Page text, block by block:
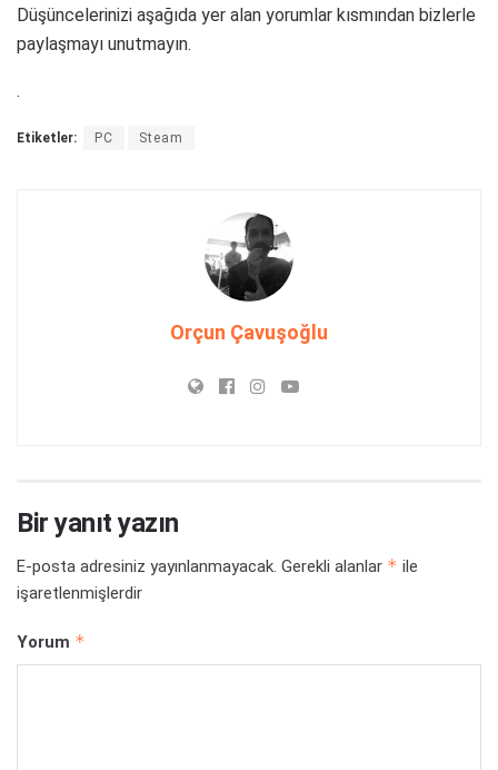
Düşüncelerinizi aşağıda yer alan yorumlar kısmından bizlerle
paylaşmayı unutmayın.
.
Etiketler: PC Steam
Orçun Çavuşoğlu
Bir yanıt yazın
E-posta adresiniz yayınlanmayacak. Gerekli alanlar * ile
işaretlenmişlerdir
Yorum *